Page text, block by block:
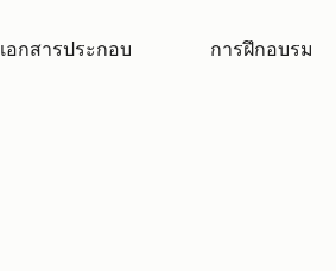
เอกสารประกอบ การฝึกอบรม